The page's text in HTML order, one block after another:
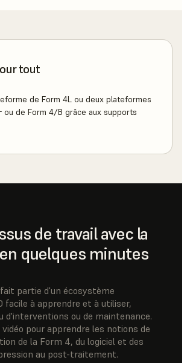
tout
de Form 4L ou deux plateformes
de Form 4/B grâce aux supports
de travail avec la
quelques minutes
partie d'un écosystème
facile à apprendre et à utiliser,
d'interventions ou de maintenance.
pour apprendre les notions de
de la Form 4, du logiciel et des
au post-traitement.